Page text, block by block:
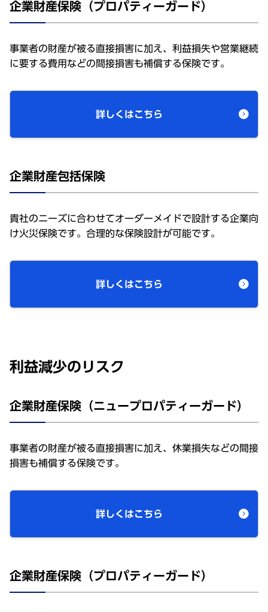
企業財産保険（プロパティーガード）
事業者の財産が被る直接損害に加え、利益損失や営業継続
に要する費用などの間接損害も補償する保険です。
詳しくはこちら
企業財産包括保険
貴社のニーズに合わせてオーダーメイドで設計する企業向
け火災保険です。合理的な保険設計が可能です。
詳しくはこちら
利益減少のリスク
企業財産保険（ニュープロパティーガード）
事業者の財産が被る直接損害に加え、休業損失などの間接
損害も補償する保険です。
詳しくはこちら
企業財産保険（プロパティーガード）